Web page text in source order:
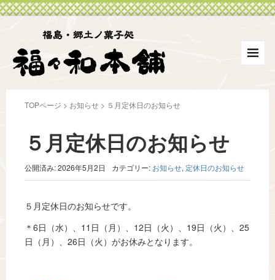
TOPページ > お知らせ > ５月定休日のお知らせ
５月定休日のお知らせ
公開済み: 2026年5月2日 カテゴリー: お知らせ, 定休日のお知らせ
５月定休日のお知らせです。
＊6日（水）、11日（月）、12日（火）、19日（火）、25
日（月）、26日（火）がお休みとなります。